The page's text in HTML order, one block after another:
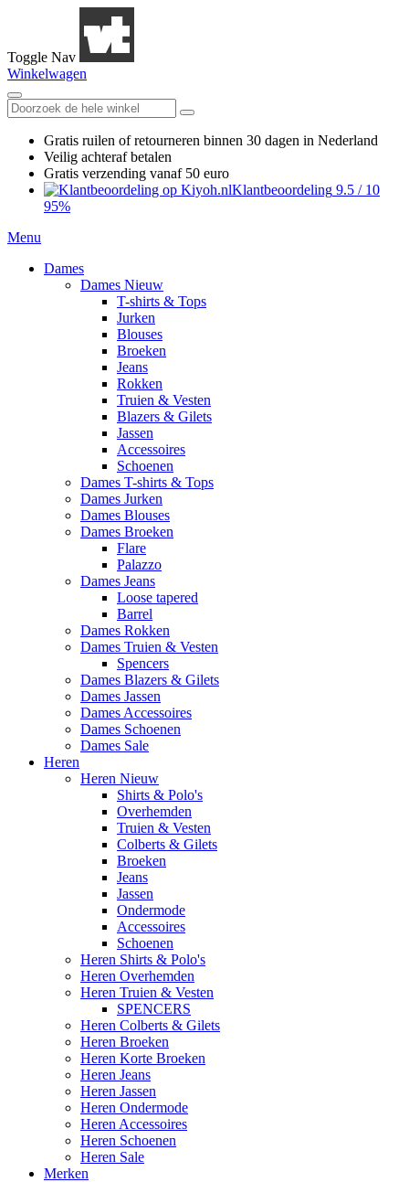
Toggle Nav
Winkelwagen
Gratis ruilen of retourneren binnen 30 dagen in Nederland
Veilig achteraf betalen
Gratis verzending vanaf 50 euro
Klantbeoordeling 9.5 / 10
95%
Menu
Dames
Dames Nieuw
T-shirts & Tops
Jurken
Blouses
Broeken
Jeans
Rokken
Truien & Vesten
Blazers & Gilets
Jassen
Accessoires
Schoenen
Dames T-shirts & Tops
Dames Jurken
Dames Blouses
Dames Broeken
Flare
Palazzo
Dames Jeans
Loose tapered
Barrel
Dames Rokken
Dames Truien & Vesten
Spencers
Dames Blazers & Gilets
Dames Jassen
Dames Accessoires
Dames Schoenen
Dames Sale
Heren
Heren Nieuw
Shirts & Polo's
Overhemden
Truien & Vesten
Colberts & Gilets
Broeken
Jeans
Jassen
Ondermode
Accessoires
Schoenen
Heren Shirts & Polo's
Heren Overhemden
Heren Truien & Vesten
SPENCERS
Heren Colberts & Gilets
Heren Broeken
Heren Korte Broeken
Heren Jeans
Heren Jassen
Heren Ondermode
Heren Accessoires
Heren Schoenen
Heren Sale
Merken